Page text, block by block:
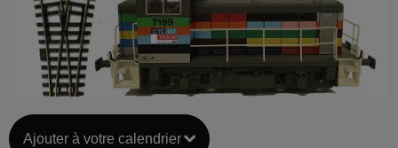
Ajouter à votre calendrier